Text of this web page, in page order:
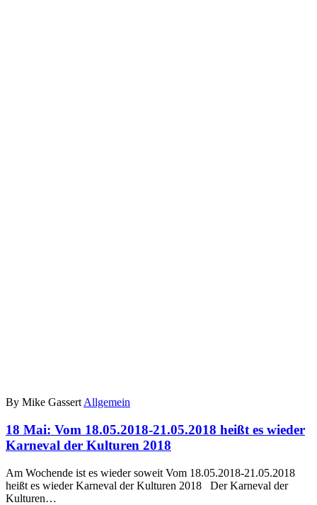
By Mike Gassert Allgemein
18 Mai: Vom 18.05.2018-21.05.2018 heißt es wieder
Karneval der Kulturen 2018
Am Wochende ist es wieder soweit Vom 18.05.2018-21.05.2018
heißt es wieder Karneval der Kulturen 2018 Der Karneval der
Kulturen…